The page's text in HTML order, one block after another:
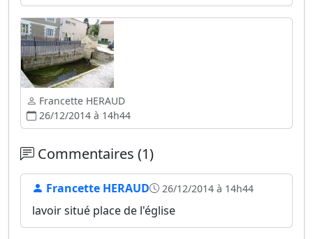
Francette HERAUD
26/12/2014 à 14h44
Commentaires (1)
Francette HERAUD 26/12/2014 à 14h44
lavoir situé place de l'église